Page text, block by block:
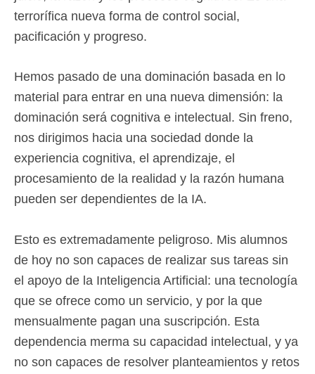
terrorífica nueva forma de control social,
pacificación y progreso.
Hemos pasado de una dominación basada en lo
material para entrar en una nueva dimensión: la
dominación será cognitiva e intelectual. Sin freno,
nos dirigimos hacia una sociedad donde la
experiencia cognitiva, el aprendizaje, el
procesamiento de la realidad y la razón humana
pueden ser dependientes de la IA.
Esto es extremadamente peligroso. Mis alumnos
de hoy no son capaces de realizar sus tareas sin
el apoyo de la Inteligencia Artificial: una tecnología
que se ofrece como un servicio, y por la que
mensualmente pagan una suscripción. Esta
dependencia merma su capacidad intelectual, y ya
no son capaces de resolver planteamientos y retos